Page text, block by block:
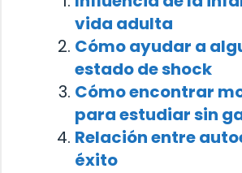
vida adulta
Cómo ayudar a
estado de shock
Cómo encontrar
para estudiar sin
Relación entre
éxito